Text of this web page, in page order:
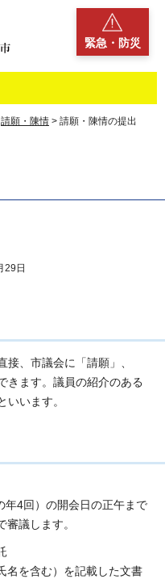
緊急・防災
請願・陳情 > 請願・陳情の提出
日
、市議会に「請願」、
きます。議員の紹介のある
いいます。
年4回）の開会日の正午まで
議します。
名を含む）を記載した文書